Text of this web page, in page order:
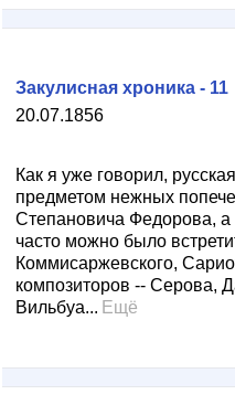
20.07.1856
Закулисная хроника - 11
Как я уже говорил,
предметом нежных
Степановича Федорова, а
часто можно было
Коммисаржевского,
композиторов -- Серова,
Вильбуа... Ещё